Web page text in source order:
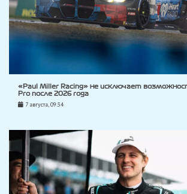
«Paul Miller Racing» не исключает
Pro после 2026 года
7 августа, 09:34